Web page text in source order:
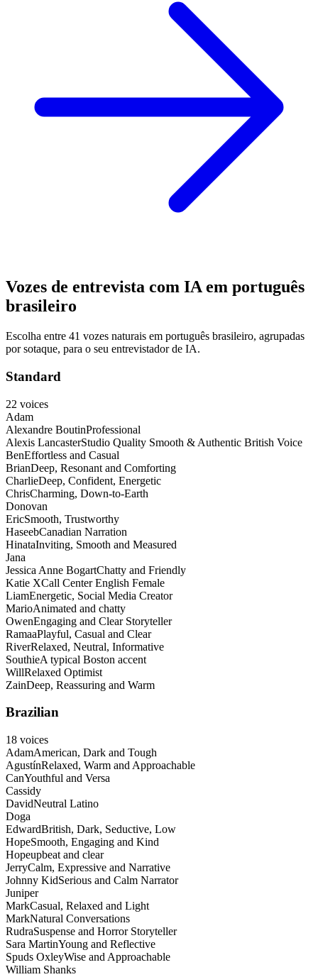
Vozes de entrevista com IA em português
brasileiro
Escolha entre 41 vozes naturais em português brasileiro, agrupadas
por sotaque, para o seu entrevistador de IA.
Standard
22 voices
Adam
Alexandre BoutinProfessional
Alexis LancasterStudio Quality Smooth & Authentic British Voice
BenEffortless and Casual
BrianDeep, Resonant and Comforting
CharlieDeep, Confident, Energetic
ChrisCharming, Down-to-Earth
Donovan
EricSmooth, Trustworthy
HaseebCanadian Narration
HinataInviting, Smooth and Measured
Jana
Jessica Anne BogartChatty and Friendly
Katie XCall Center English Female
LiamEnergetic, Social Media Creator
MarioAnimated and chatty
OwenEngaging and Clear Storyteller
RamaaPlayful, Casual and Clear
RiverRelaxed, Neutral, Informative
SouthieA typical Boston accent
WillRelaxed Optimist
ZainDeep, Reassuring and Warm
Brazilian
18 voices
AdamAmerican, Dark and Tough
AgustínRelaxed, Warm and Approachable
CanYouthful and Versa
Cassidy
DavidNeutral Latino
Doga
EdwardBritish, Dark, Seductive, Low
HopeSmooth, Engaging and Kind
Hopeupbeat and clear
JerryCalm, Expressive and Narrative
Johnny KidSerious and Calm Narrator
Juniper
MarkCasual, Relaxed and Light
MarkNatural Conversations
RudraSuspense and Horror Storyteller
Sara MartinYoung and Reflective
Spuds OxleyWise and Approachable
William Shanks